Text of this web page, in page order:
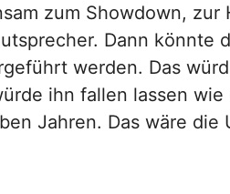
zum Showdown,
Dann könnte
werden. Das
ihn fallen lassen
Jahren. Das wäre die